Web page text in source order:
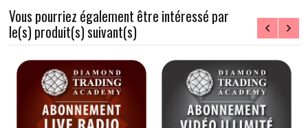
Vous pourriez également être intéressé par
le(s) produit(s) suivant(s)